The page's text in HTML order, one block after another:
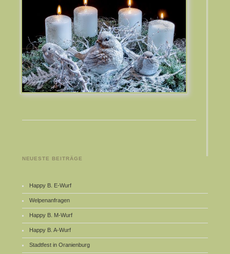
NEUESTE BEITRÄGE
Happy B. E-Wurf
Welpenanfragen
Happy B. M-Wurf
Happy B. A-Wurf
Stadtfest in Oranienburg